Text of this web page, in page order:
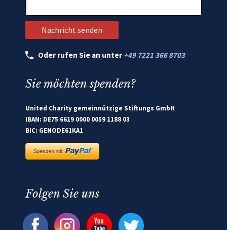
Oder rufen Sie an unter +49 7221 366 8703
Sie möchten spenden?
United Charity gemeinnützige Stiftungs GmbH
IBAN: DE75 6619 0000 0059 1188 03
BIC: GENODE61KA1
Folgen Sie uns